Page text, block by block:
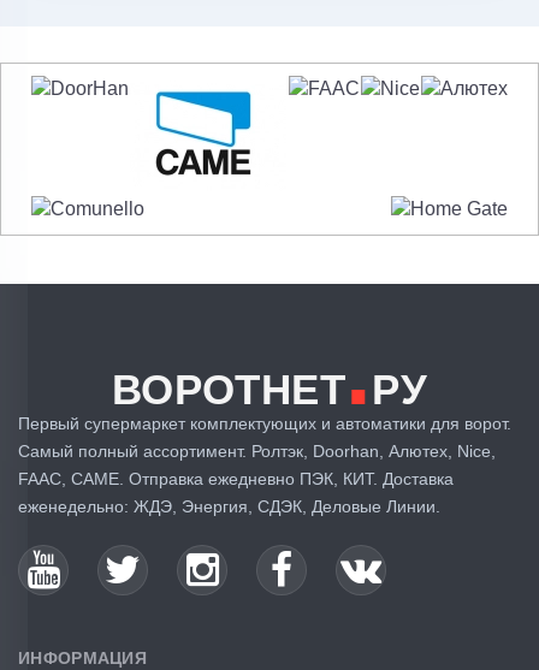
ВОРОТНЕТ.РУ
Первый супермаркет комплектующих и автоматики для ворот.
Самый полный ассортимент. Ролтэк, Doorhan, Алютех, Nice,
FAAC, CAME. Отправка ежедневно ПЭК, КИТ. Доставка
еженедельно: ЖДЭ, Энергия, СДЭК, Деловые Линии.
ИНФОРМАЦИЯ